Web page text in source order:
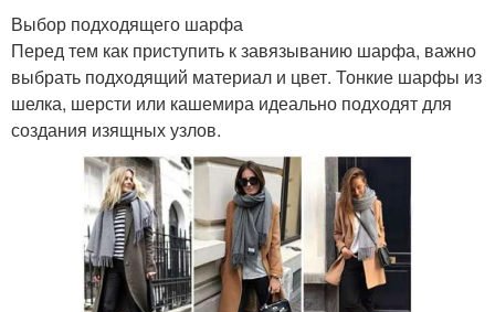
Выбор подходящего шарфа
Перед тем как приступить к завязыванию шарфа, важно
выбрать подходящий материал и цвет. Тонкие шарфы из
шелка, шерсти или кашемира идеально подходят для
создания изящных узлов.